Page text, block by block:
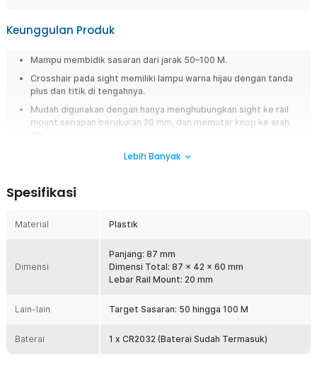
Keunggulan Produk
Mampu membidik sasaran dari jarak 50–100 M.
Crosshair pada sight memiliki lampu warna hijau dengan tanda
plus dan titik di tengahnya.
Mudah digunakan dengan hanya menghubungkan sight ke rail
mount senapan berukuran 20 mm, dan memutar knop ke arah
Dapat dikencangkan dan dilepas karena memiliki baut yang bisa
Terbuat dari bahan plastik berkualitas yang awet untuk
penggunaan jangka panjang, dan ringan sehingga tidak
Alat ini merupakan titik bidik yang umumnya digunakan pada sebuah
senjata untuk menjaga presisi dan akurasi saat menembak. Holographic
green dot sight ini sering kali ditemukan pada sebuah game FPS seperti
moncong senapan.
Fitur
Lebih Banyak
Spesifikasi
Material Plastik
Dimensi
Panjang: 87 mm
Dimensi Total: 87 x 42 x 60 mm
Lebar Rail Mount: 20 mm
Lain-lain Target Sasaran: 50 hingga 100 M
Baterai 1 x CR2032 (Baterai Sudah Termasuk)